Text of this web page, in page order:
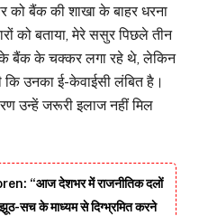
को बैंक की शाखा के बाहर धरना
को बताया, मेरे ससुर पिछले तीन
बैंक के चक्कर लगा रहे थे, लेकिन
उनका ई-केवाईसी लंबित है।
उन्हें जरूरी इलाज नहीं मिल
“आज देशभर में राजनीतिक दलों
झूठ-सच के माध्यम से दिग्भ्रमित करने